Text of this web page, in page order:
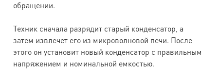
обращении.
Техник сначала разрядит старый конденсатор, а
затем извлечет его из микроволновой печи. После
этого он установит новый конденсатор с правильным
напряжением и номинальной емкостью.